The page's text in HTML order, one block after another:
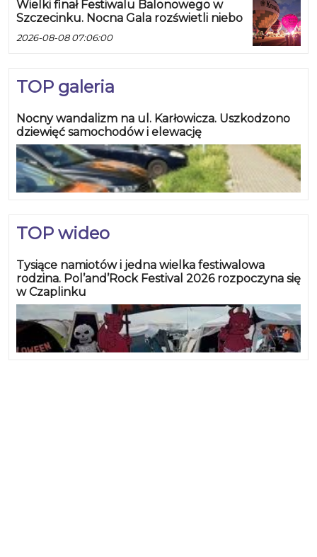
Wielki finał Festiwalu Balonowego w
Szczecinku. Nocna Gala rozświetli niebo
2026-08-08 07:06:00
TOP galeria
Nocny wandalizm na ul. Karłowicza. Uszkodzono
dziewięć samochodów i elewację
TOP wideo
Tysiące namiotów i jedna wielka festiwalowa
rodzina. Pol’and’Rock Festival 2026 rozpoczyna się
w Czaplinku